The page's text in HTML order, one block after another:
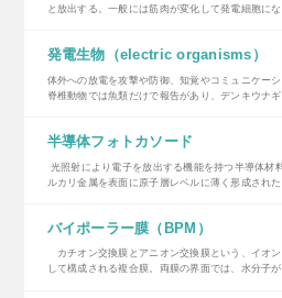
と放出する。一般には筋肉が変化して発電細胞に
発電生物（electric organisms）
体外への放電を攻撃や防御、知覚やコミュニケー
脊椎動物では魚類だけで報告があり、デンキウナ
半導体フォトカソード
光照射により電子を放出する機能を持つ半導体材
ルカリ金属を表面に原子層レベルに薄く形成され
バイポーラー膜（BPM）
カチオン交換膜とアニオン交換膜という、イオ
して構成される複合膜。両膜の界面では、水分子